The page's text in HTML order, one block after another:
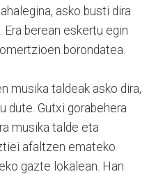
asko busti dira
berean eskertu egin
borondatea.
musika taldeak asko dira,
dute. Gutxi gorabehera
musika talde eta
afaltzen emateko
gazte lokalean. Han